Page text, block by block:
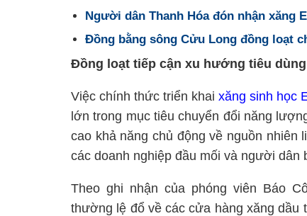
Người dân Thanh Hóa đón nhận xăng
Đồng bằng sông Cửu Long đồng loạt
Đồng loạt tiếp cận xu hướng tiêu
Việc chính thức triển khai xăng sinh học
lớn trong mục tiêu chuyển đổi năng
cao khả năng chủ động về nguồn
các doanh nghiệp đầu mối và người dân
Theo ghi nhận của phóng viên Báo
thường lệ đổ về các cửa hàng xăng dầu